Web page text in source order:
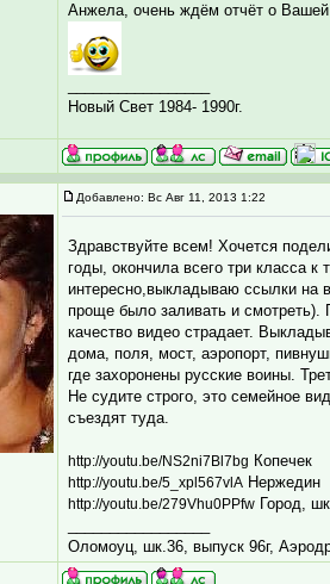
Анжела, очень ждём отчёт о Вашей
Новый Свет 1984- 1990г.
Добавлено: Вс Авг 11, 2013 1:22
Здравствуйте всем! Хочется
годы, окончила всего три класса
интересно,выкладываю ссылки на
проще было заливать и смотреть).
качество видео страдает.
дома, поля, мост, аэропорт,
где захоронены русские воины.
Не судите строго, это семейное
съездят туда.
http://youtu.be/NS2ni7Bl7bg Копечек
http://youtu.be/5_xpl567vlA Нержедин
http://youtu.be/279Vhu0PPfw Город,
Оломоуц, шк.36, выпуск 96г,